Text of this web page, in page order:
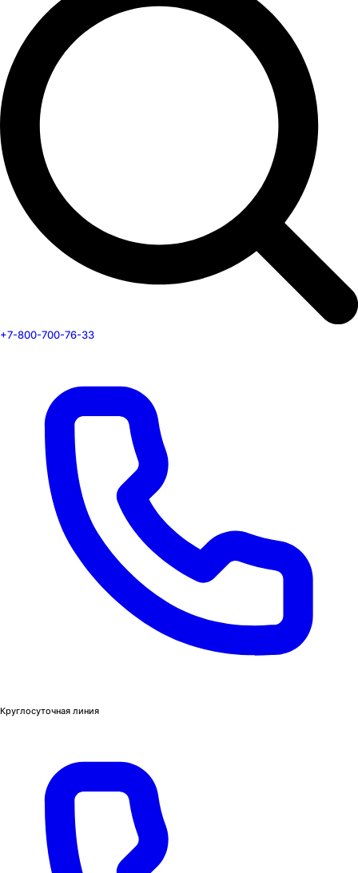
+7-800-700-76-33
Круглосуточная линия